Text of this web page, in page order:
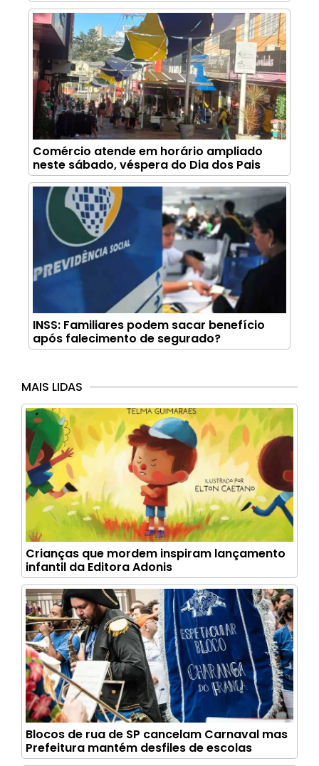
Comércio atende em horário ampliado
neste sábado, véspera do Dia dos Pais
INSS: Familiares podem sacar benefício
após falecimento de segurado?
MAIS LIDAS
Crianças que mordem inspiram lançamento
infantil da Editora Adonis
Blocos de rua de SP cancelam Carnaval mas
Prefeitura mantém desfiles de escolas